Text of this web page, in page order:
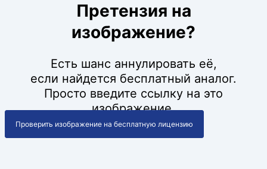
Претензия на
изображение?
Есть шанс аннулировать её,
если найдется бесплатный аналог.
Просто введите ссылку на это
изображение.
Проверить изображение на бесплатную лицензию